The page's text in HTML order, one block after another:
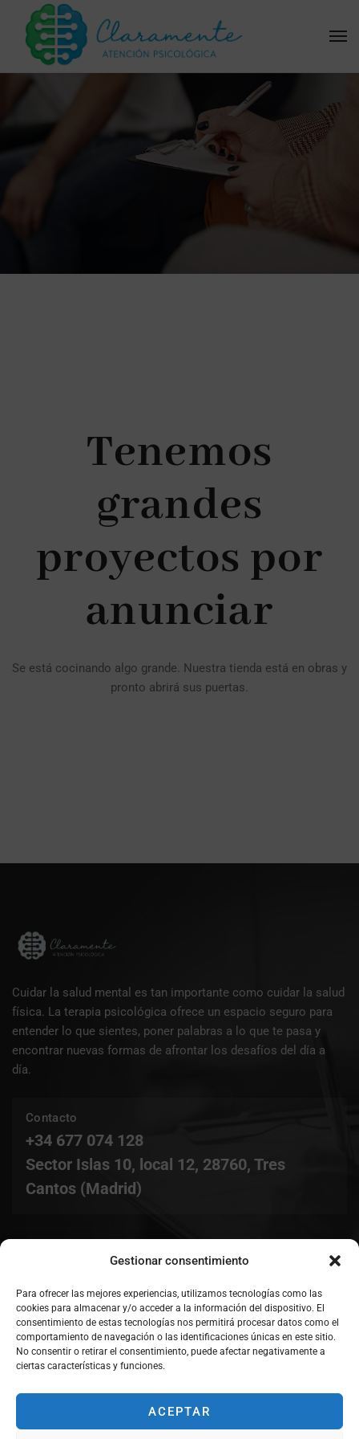
Gestionar consentimiento
Para ofrecer las mejores experiencias, utilizamos tecnologías como las
cookies para almacenar y/o acceder a la información del dispositivo. El
consentimiento de estas tecnologías nos permitirá procesar datos como el
comportamiento de navegación o las identificaciones únicas en este sitio.
No consentir o retirar el consentimiento, puede afectar negativamente a
ciertas características y funciones.
ACEPTAR
Tenemos
grandes
proyectos por
anunciar
Se está cocinando algo grande. Nuestra tienda está en obras y
pronto abrirá sus puertas.
Cuidar la salud mental es tan importante como cuidar la salud
física. La terapia psicológica ofrece un espacio seguro para
entender lo que sientes, poner palabras a lo que te pasa y
encontrar nuevas formas de afrontar los desafíos del día a
día.
Contacto
+34 677 074 128
Sector Islas 10, local 12, 28760, Tres
Cantos (Madrid)
© 2023 Claramente.es – Todos los derechos reservados.